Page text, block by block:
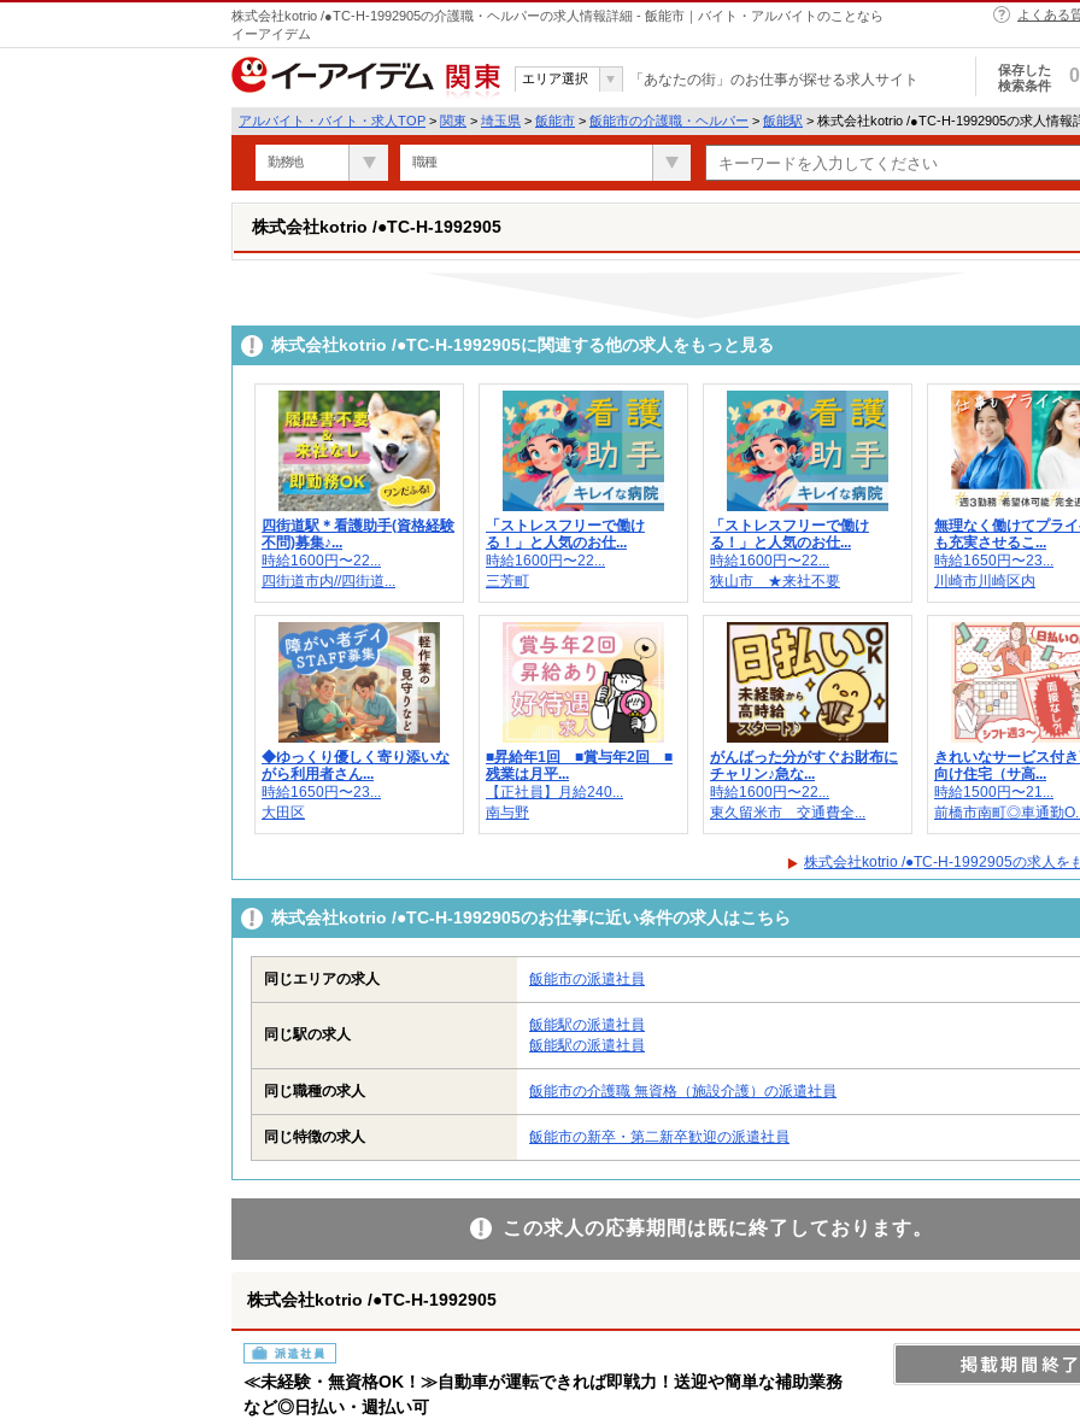
株式会社kotrio /●TC-H-1992905の介護職・ヘルパーの求人情報詳細 - 飯能市｜バイト・アルバイトのことなら
イーアイデム
よくある
関東
エリア選択 「あなたの街」のお仕事が探せる求人サイト
保存した
検索条件
0
アルバイト・バイト・求人TOP > 関東 > 埼玉県 > 飯能市 > 飯能市の介護職・ヘルパー > 飯能駅 > 株式会社kotrio /●TC-H-1992905の求人情報
勤務地 職種
株式会社kotrio /●TC-H-1992905
株式会社kotrio /●TC-H-1992905に関連する他の求人をもっと見る
四街道駅＊看護助手(資格経験
不問)募集♪...
時給1600円〜22...
四街道市内//四街道...
「ストレスフリーで働け
る！」と人気のお仕...
時給1600円〜22...
三芳町
「ストレスフリーで働け
る！」と人気のお仕...
時給1600円〜22...
狭山市 ★来社不要
無理なく働けてプラ
も充実させるこ...
時給1650円〜23...
川崎市川崎区内
◆ゆっくり優しく寄り添いな
がら利用者さん...
時給1650円〜23...
大田区
■昇給年1回 ■賞与年2回 ■
残業は月平...
【正社員】月給240...
南与野
がんばった分がすぐお財布に
チャリン♪急な...
時給1600円〜22...
東久留米市 交通費全...
きれいなサービス付
向け住宅（サ高...
時給1500円〜21...
前橋市南町◎車通勤
株式会社kotrio /●TC-H-1992905の求人を
株式会社kotrio /●TC-H-1992905のお仕事に近い条件の求人はこちら
同じエリアの求人 飯能市の派遣社員
同じ駅の求人
飯能駅の派遣社員
飯能駅の派遣社員
同じ職種の求人 飯能市の介護職 無資格（施設介護）の派遣社員
同じ特徴の求人 飯能市の新卒・第二新卒歓迎の派遣社員
この求人の応募期間は既に終了しております。
株式会社kotrio /●TC-H-1992905
派遣社員
≪未経験・無資格OK！≫自動車が運転できれば即戦力！送迎や簡単な補助業務
など◎日払い・週払い可